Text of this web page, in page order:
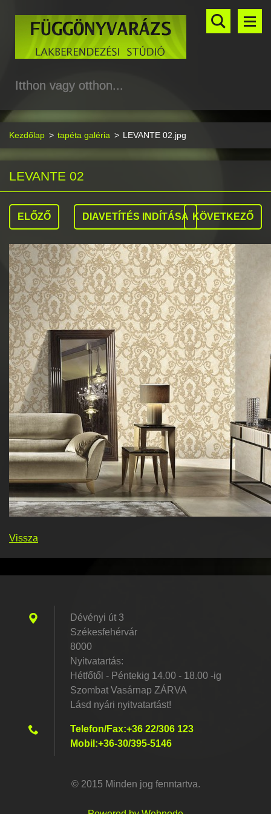
Itthon vagy otthon...
Kezdőlap > tapéta galéria > LEVANTE 02.jpg
LEVANTE 02
ELŐZŐ DIAVETÍTÉS INDÍTÁSA KÖVETKEZŐ
Vissza
Dévényi út 3
Székesfehérvár
8000
Nyitvatartás:
Hétfőtől - Péntekig 14.00 - 18.00 -ig
Szombat Vasárnap ZÁRVA
Lásd nyári nyitvatartást!
Telefon/Fax:+36 22/306 123
Mobil:+36-30/395-5146
© 2015 Minden jog fenntartva.